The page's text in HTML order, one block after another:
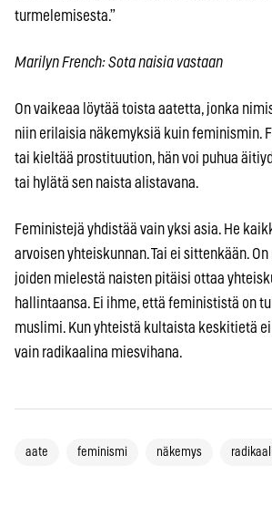
turmelemisesta.”
Marilyn French: Sota naisia vastaan
On vaikeaa löytää toista aatetta, jonka
niin erilaisia näkemyksiä kuin feminismin.
tai kieltää prostituution, hän voi puhua
tai hylätä sen naista alistavana.
Feministejä yhdistää vain yksi asia. He
arvoisen yhteiskunnan. Tai ei sittenkään.
joiden mielestä naisten pitäisi ottaa
hallintaansa. Ei ihme, että feminististä on
muslimi. Kun yhteistä kultaista keskitietä
vain radikaalina miesvihana.
aate feminismi näkemys radikaali